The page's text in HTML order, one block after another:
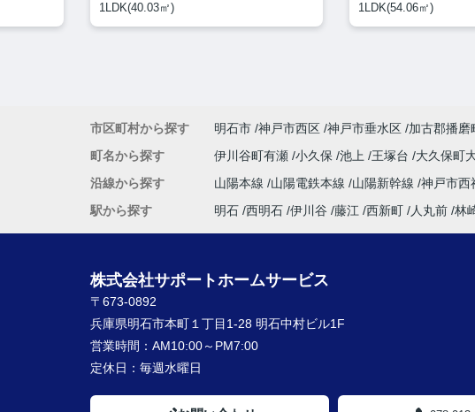
1LDK(40.03㎡)
1LDK(54.06㎡)
市区町村から探す 明石市 神戸市西区 神戸市垂水区 加古郡播磨
町名から探す
伊川谷町有瀬 小久保 池上 王塚台 大久保町
沿線から探す
山陽本線 山陽電鉄本線 山陽新幹線 神戸市西
駅から探す
明石 西明石 伊川谷 藤江 西新町 人丸前 林
株式会社サポートホームサービス
〒673-0892
兵庫県明石市本町１丁目1-28 明石中村ビル1F
営業時間： AM10:00～PM7:00
定休日： 毎週水曜日